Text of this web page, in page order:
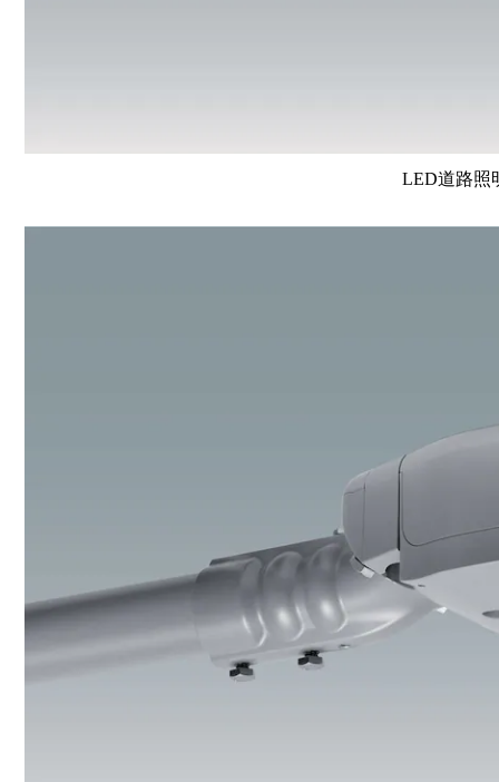
LED道路照